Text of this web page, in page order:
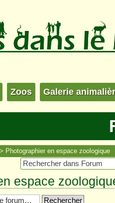
Zoos Galerie
Photographier en espace zoologique
espace